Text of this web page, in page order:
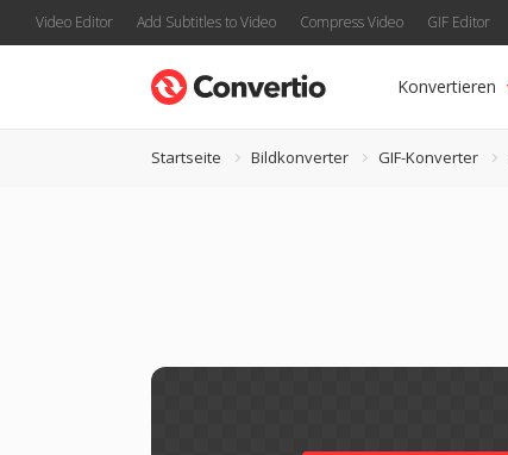
Video Editor Add Subtitles to Video Compress Video GIF Editor
Konvertieren
Startseite Bildkonverter GIF-Konverter